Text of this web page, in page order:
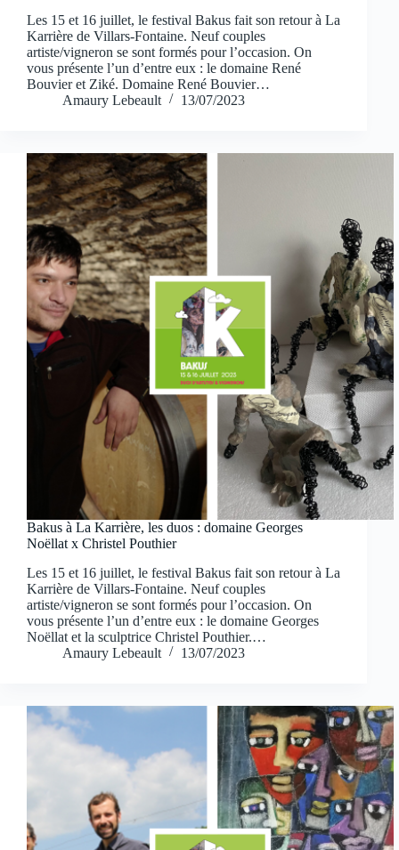
Les 15 et 16 juillet, le festival Bakus fait son retour à La
Karrière de Villars-Fontaine. Neuf couples
artiste/vigneron se sont formés pour l’occasion. On
vous présente l’un d’entre eux : le domaine René
Bouvier et Ziké. Domaine René Bouvier…
Amaury Lebeault
13/07/2023
Bakus à La Karrière, les duos : domaine Georges
Noëllat x Christel Pouthier
Les 15 et 16 juillet, le festival Bakus fait son retour à La
Karrière de Villars-Fontaine. Neuf couples
artiste/vigneron se sont formés pour l’occasion. On
vous présente l’un d’entre eux : le domaine Georges
Noëllat et la sculptrice Christel Pouthier.…
Amaury Lebeault
13/07/2023